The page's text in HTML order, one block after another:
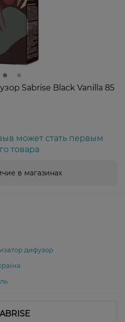
Sabrise Black Vanilla 85
может стать первым
товара
в магазинах
дифузор